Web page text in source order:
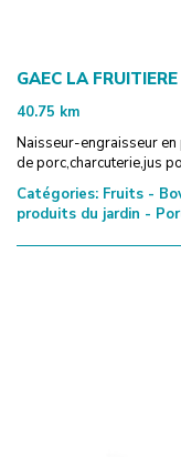
GAEC LA FRUITIERE
40.75 km
Naisseur-engraisseur
de porc,charcuterie,jus
Catégories: Fruits -
produits du jardin -